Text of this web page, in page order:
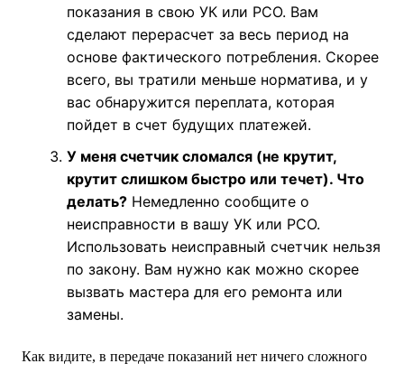
показания в свою УК или РСО. Вам
сделают перерасчет за весь период на
основе фактического потребления. Скорее
всего, вы тратили меньше норматива, и у
вас обнаружится переплата, которая
пойдет в счет будущих платежей.
У меня счетчик сломался (не крутит,
крутит слишком быстро или течет). Что
делать?Немедленно сообщите о
неисправности в вашу УК или РСО.
Использовать неисправный счетчик нельзя
по закону. Вам нужно как можно скорее
вызвать мастера для его ремонта или
замены.
Как видите, в передаче показаний нет ничего сложного